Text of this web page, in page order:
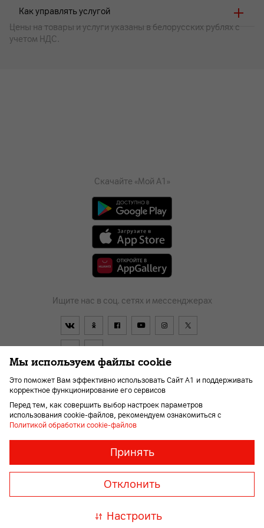
Как управлять услугой
Цены на товары и услуги указаны в белорусских рублях с
учетом НДС.
Скачайте «Мой А1»
Ищите нас в соц. сетях и мессенджерах
Договор О компании Новости
Помощь и поддержка
Kарьера Для слабовидящих
© 2026 Унитарное предприятие «А1». Все права защищены.
Member of A1 Group
A1 Austria A1 Croatia
А1
Macedonia
A1 Slovenia
Мы используем файлы cookie
Это поможет Вам эффективно использовать Сайт А1 и поддерживать
корректное функционирование его сервисов
Перед тем, как совершить выбор настроек параметров
использования cookie-файлов, рекомендуем ознакомиться с
Политикой обработки cookie-файлов
«cookie»
Настроить
Отклонить
Принять